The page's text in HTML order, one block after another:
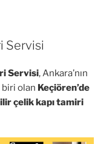
Servisi
Servisi, Ankara’nın
olan Keçiören’de
çelik kapı tamiri